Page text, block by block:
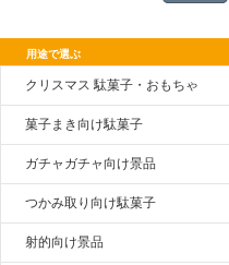
用途で選ぶ
クリスマス 駄菓子・おもちゃ
菓子まき向け駄菓子
ガチャガチャ向け景品
つかみ取り向け駄菓子
射的向け景品